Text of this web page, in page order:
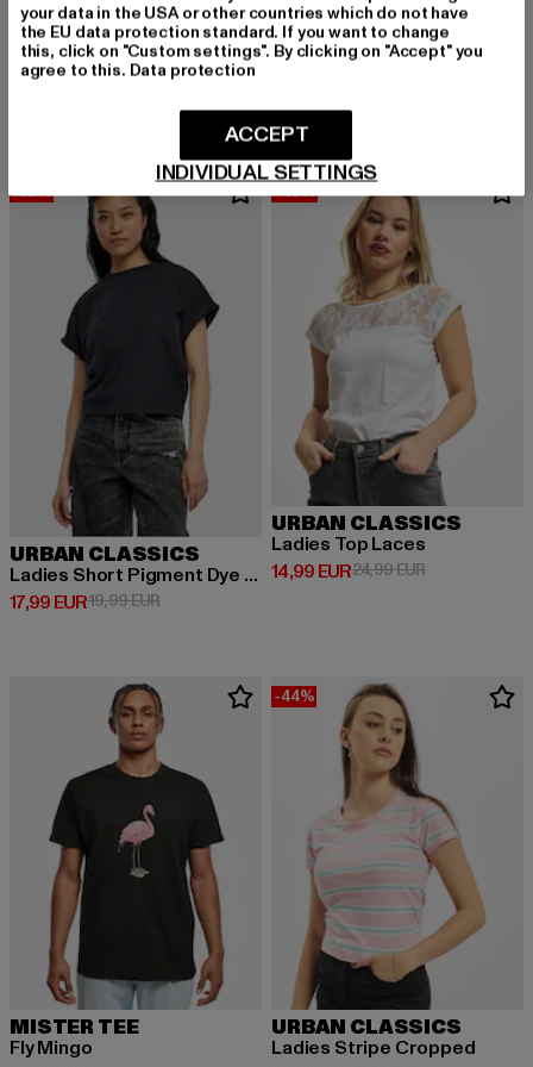
MISTER TEE
Pray
URBAN CLASSICS
-10%
URBAN CLASSICS
Ladies Short Pigment Dye Cut On Sleeve
17,99 EUR
Derzeitiger Preis: 17,99 EUR
19,99 EURAktionspreis: 19,99 EUR
-40%
URBAN CLASSICS
Ladies Top Laces
14,99 EUR
Derzeitiger Preis: 14,99 EUR
24,99 EURAktionspreis:
MISTER TEE
Fly Mingo
-44%
URBAN CLASSICS
Ladies Stripe Cropped
your data in the USA or other countries which do not have
the EU data protection standard. If you want to change
this, click on "Custom settings". By clicking on "Accept" you
agree to this. Data protection
INDIVIDUAL SETTINGS
ACCEPT